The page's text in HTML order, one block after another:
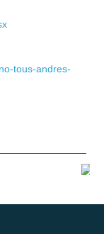
tous-andres-